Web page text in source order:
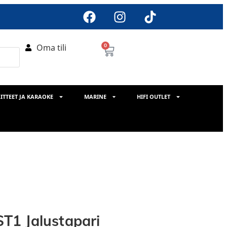
Oma tili 0
JA KARAOKE MARINE HIFI OUTLET
Jalustapari